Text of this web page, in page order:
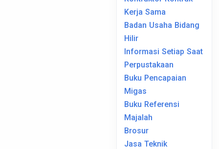
Kerja Sama
Badan Usaha Bidang
Hilir
Informasi Setiap Saat
Perpustakaan
Buku Pencapaian
Migas
Buku Referensi
Majalah
Brosur
Jasa Teknik